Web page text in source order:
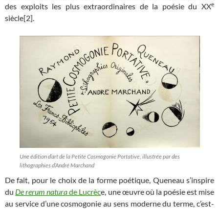
des exploits les plus extraordinaires de la poésie du XXe
siècle[2].
Une édition d’art de la Petite Cosmogonie Portative, illustrée par des
lithographies d’André Marchand
De fait, pour le choix de la forme poétique, Queneau s’inspire
du De rerum naturade Lucrèce, une œuvre où la poésie est mise
au service d’une cosmogonie au sens moderne du terme, c’est-